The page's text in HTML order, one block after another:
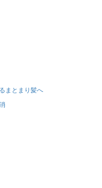
まとまり髪へ